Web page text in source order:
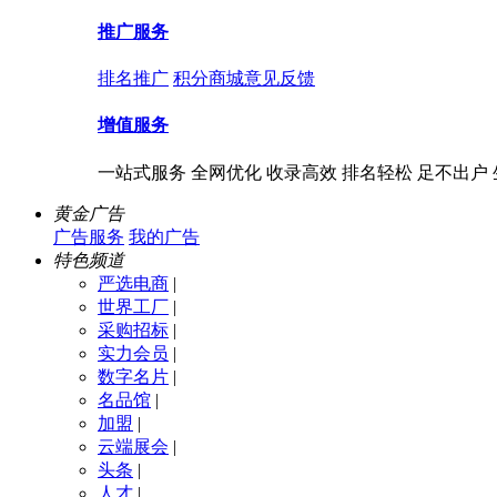
推广服务
排名推广 积分商城意见反馈
增值服务
一站式服务 全网优化 收录高效 排名轻松 足不出户
黄金广告
广告服务 我的广告
特色频道
严选电商 |
世界工厂 |
采购招标 |
实力会员 |
数字名片 |
名品馆 |
加盟 |
云端展会 |
头条 |
人才 |